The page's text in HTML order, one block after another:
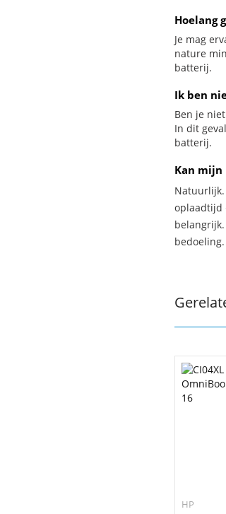
Hoelang
Je mag
nature
batterij.
Ik ben
Ben je
In dit
batterij.
Kan mijn
oplaadtijd
bedoeling.
HP